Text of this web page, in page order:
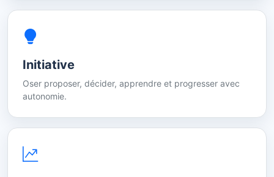
Initiative
Oser proposer, décider, apprendre et progresser avec
autonomie.